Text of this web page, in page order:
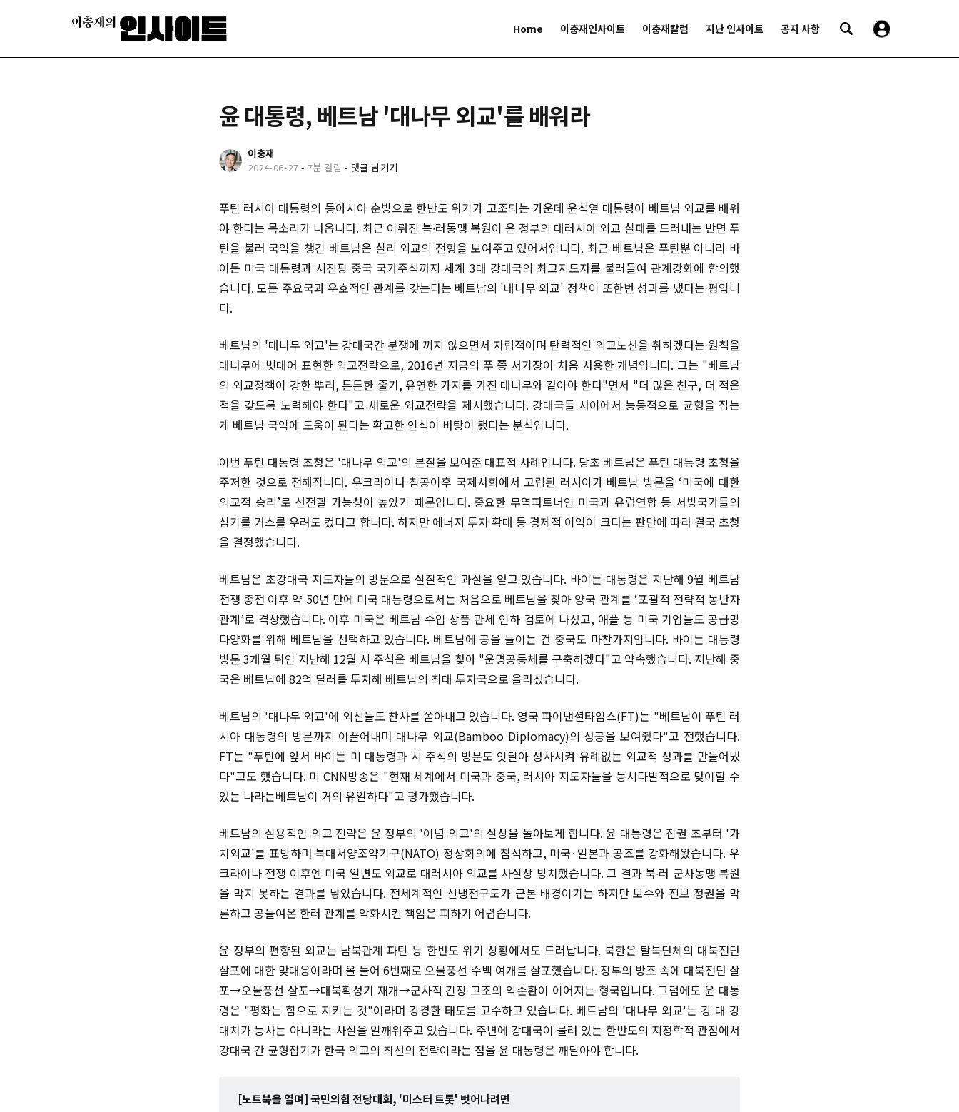
Home 이충재인사이트 이충재칼럼 지난 인사이트 공지 사항
윤 대통령, 베트남 '대나무 외교'를 배워라
이충재
2024-06-27 - 7분 걸림 - 댓글 남기기
푸틴 러시아 대통령의 동아시아 순방으로 한반도 위기가 고조되는 가운데 윤석열 대통령이 베트남 외교를 배워
야 한다는 목소리가 나옵니다. 최근 이뤄진 북∙러동맹 복원이 윤 정부의 대러시아 외교 실패를 드러내는 반면 푸
틴을 불러 국익을 챙긴 베트남은 실리 외교의 전형을 보여주고 있어서입니다. 최근 베트남은 푸틴뿐 아니라 바
이든 미국 대통령과 시진핑 중국 국가주석까지 세계 3대 강대국의 최고지도자를 불러들여 관계강화에 합의했
습니다. 모든 주요국과 우호적인 관계를 갖는다는 베트남의 '대나무 외교' 정책이 또한번 성과를 냈다는 평입니
다.
베트남의 '대나무 외교'는 강대국간 분쟁에 끼지 않으면서 자립적이며 탄력적인 외교노선을 취하겠다는 원칙을
대나무에 빗대어 표현한 외교전략으로, 2016년 지금의 푸 쫑 서기장이 처음 사용한 개념입니다. 그는 "베트남
의 외교정책이 강한 뿌리, 튼튼한 줄기, 유연한 가지를 가진 대나무와 같아야 한다"면서 "더 많은 친구, 더 적은
적을 갖도록 노력해야 한다"고 새로운 외교전략을 제시했습니다. 강대국들 사이에서 능동적으로 균형을 잡는
게 베트남 국익에 도움이 된다는 확고한 인식이 바탕이 됐다는 분석입니다.
이번 푸틴 대통령 초청은 '대나무 외교'의 본질을 보여준 대표적 사례입니다. 당초 베트남은 푸틴 대통령 초청을
주저한 것으로 전해집니다. 우크라이나 침공이후 국제사회에서 고립된 러시아가 베트남 방문을 ‘미국에 대한
외교적 승리’로 선전할 가능성이 높았기 때문입니다. 중요한 무역파트너인 미국과 유럽연합 등 서방국가들의
심기를 거스를 우려도 컸다고 합니다. 하지만 에너지 투자 확대 등 경제적 이익이 크다는 판단에 따라 결국 초청
을 결정했습니다.
베트남은 초강대국 지도자들의 방문으로 실질적인 과실을 얻고 있습니다. 바이든 대통령은 지난해 9월 베트남
전쟁 종전 이후 약 50년 만에 미국 대통령으로서는 처음으로 베트남을 찾아 양국 관계를 ‘포괄적 전략적 동반자
관계’로 격상했습니다. 이후 미국은 베트남 수입 상품 관세 인하 검토에 나섰고, 애플 등 미국 기업들도 공급망
다양화를 위해 베트남을 선택하고 있습니다. 베트남에 공을 들이는 건 중국도 마찬가지입니다. 바이든 대통령
방문 3개월 뒤인 지난해 12월 시 주석은 베트남을 찾아 "운명공동체를 구축하겠다"고 약속했습니다. 지난해 중
국은 베트남에 82억 달러를 투자해 베트남의 최대 투자국으로 올라섰습니다.
베트남의 '대나무 외교'에 외신들도 찬사를 쏟아내고 있습니다. 영국 파이낸셜타임스(FT)는 "베트남이 푸틴 러
시아 대통령의 방문까지 이끌어내며 대나무 외교(Bamboo Diplomacy)의 성공을 보여줬다"고 전했습니다.
FT는 "푸틴에 앞서 바이든 미 대통령과 시 주석의 방문도 잇달아 성사시켜 유례없는 외교적 성과를 만들어냈
다"고도 했습니다. 미 CNN방송은 "현재 세계에서 미국과 중국, 러시아 지도자들을 동시다발적으로 맞이할 수
있는 나라는베트남이 거의 유일하다"고 평가했습니다.
베트남의 실용적인 외교 전략은 윤 정부의 '이념 외교'의 실상을 돌아보게 합니다. 윤 대통령은 집권 초부터 '가
치외교'를 표방하며 북대서양조약기구(NATO) 정상회의에 참석하고, 미국·일본과 공조를 강화해왔습니다. 우
크라이나 전쟁 이후엔 미국 일변도 외교로 대러시아 외교를 사실상 방치했습니다. 그 결과 북∙러 군사동맹 복원
을 막지 못하는 결과를 낳았습니다. 전세계적인 신냉전구도가 근본 배경이기는 하지만 보수와 진보 정권을 막
론하고 공들여온 한러 관계를 악화시킨 책임은 피하기 어렵습니다.
윤 정부의 편향된 외교는 남북관계 파탄 등 한반도 위기 상황에서도 드러납니다. 북한은 탈북단체의 대북전단
살포에 대한 맞대응이라며 올 들어 6번째로 오물풍선 수백 여개를 살포했습니다. 정부의 방조 속에 대북전단 살
포→오물풍선 살포→대북확성기 재개→군사적 긴장 고조의 악순환이 이어지는 형국입니다. 그럼에도 윤 대통
령은 "평화는 힘으로 지키는 것"이라며 강경한 태도를 고수하고 있습니다. 베트남의 '대나무 외교'는 강 대 강
대치가 능사는 아니라는 사실을 일깨워주고 있습니다. 주변에 강대국이 몰려 있는 한반도의 지정학적 관점에서
강대국 간 균형잡기가 한국 외교의 최선의 전략이라는 점을 윤 대통령은 깨달아야 합니다.
[노트북을 열며] 국민의힘 전당대회, '미스터 트롯' 벗어나려면